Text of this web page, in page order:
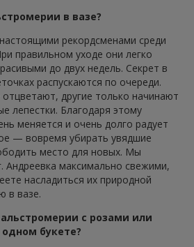
в вазе?
рекордсменами среди
правильном уходе они легко
до двух недель. Секрет в
распускаются по очереди.
другие только начинают
лепестки. Благодаря этому
меняется и очень долго радует
— вовремя убирать увядшие
место для новых. Мы
Андреевка максимально свежими,
насладиться их природной
в вазе.
с розами или
букете?